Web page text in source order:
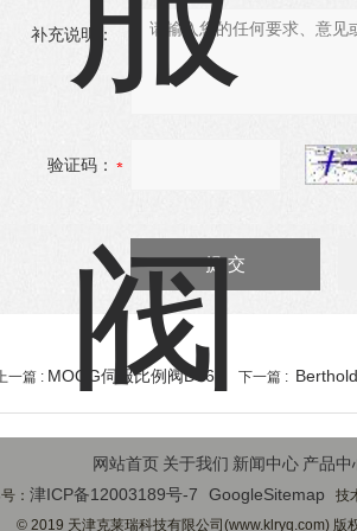
补充说明：
验证码：
一篇 : MOOG伺服比例阀D661 下一篇 :
网站首页 关于我们 新闻中心 产品中
： 津ICP备12003189号-7 GoogleSitemap 技
© 2019 天津克莱瑞科技有限公司(www.klryq.com) 版